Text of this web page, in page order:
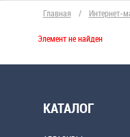
Главная / Интернет-
Элемент не найден
КАТАЛОГ